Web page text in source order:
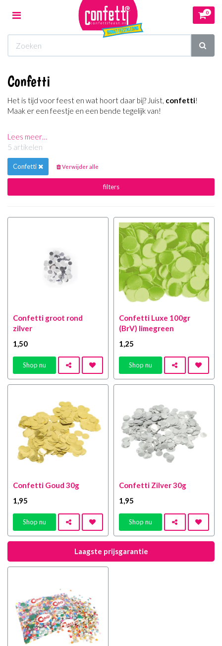
Toggle
0
Winkelwagen
Vul hem met producten.
Confetti
Het is tijd voor feest en wat hoort daar bij? Juist, confetti!
Maak er een feestje en een bende tegelijk van!
Lees meer…
5 artikelen
Confetti Verwijder alle
filters
Confetti groot rond
zilver
1 ,50
Shop nu
Confetti Luxe 100gr
(BrV) limegreen
1 ,25
Shop nu
Confetti Goud 30g
1 ,95
Shop nu
Confetti Zilver 30g
1 ,95
Shop nu
Laagste prijsgarantie